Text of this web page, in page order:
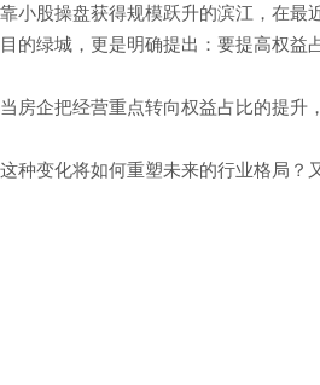
靠小股操盘获得规模跃升的滨江，在最
目的绿城，更是明确提出：要提高权
当房企把经营重点转向权益占比的提升
这种变化将如何重塑未来的行业格局？